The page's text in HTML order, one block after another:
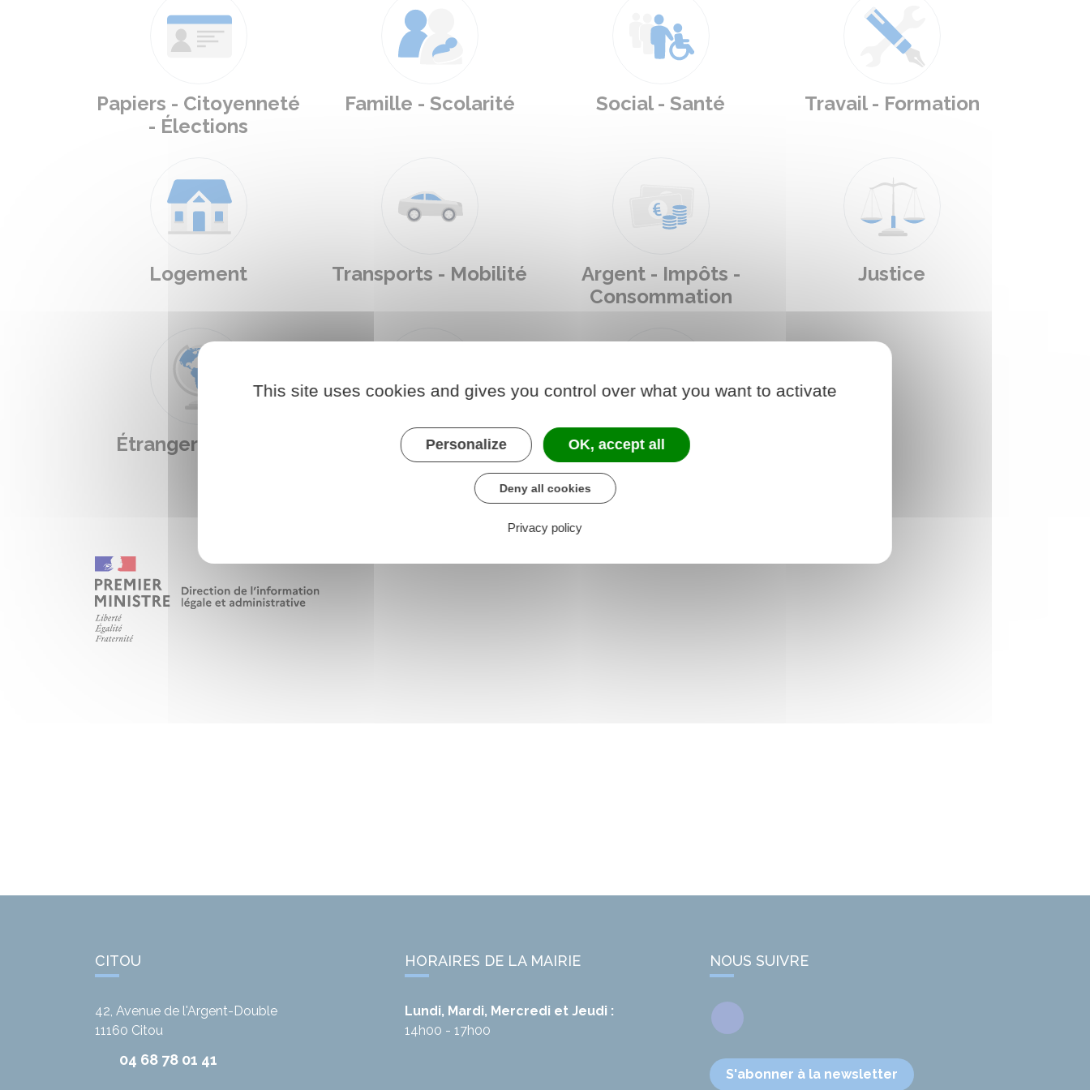
Papiers - Citoyenneté
- Élections
Famille - Scolarité Social - Santé Travail - Formation
Logement Transports - Mobilité
Argent - Impôts -
Consommation
Justice
Étranger - Europe
Loisirs - Sports -
Culture
Associations
CITOU
42, Avenue de l'Argent-Double
11160 Citou
04 68 78 01 41
HORAIRES DE LA MAIRIE
Lundi, Mardi, Mercredi et Jeudi :
14h00 - 17h00
NOUS SUIVRE
Facebook
S'abonner à la newsletter
This site uses cookies and gives you control over what you want to activate
Personalize OK, accept all
Deny all cookies
Privacy policy